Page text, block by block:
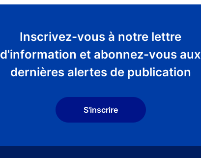
Inscrivez-vous à notre lettre
d'information et abonnez-vous aux
dernières alertes de publication
S'inscrire